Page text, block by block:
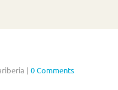
| 0 Comments